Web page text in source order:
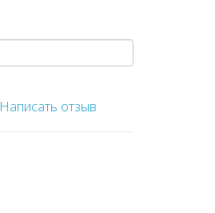
Написать отзыв